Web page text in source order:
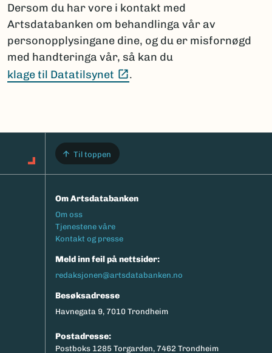
Dersom du har vore i kontakt med
Artsdatabanken om behandlinga vår av
personopplysingane dine, og du er misfornøgd
med handteringa vår, så kan du
klage til Datatilsynet
.
Til toppen
Om Artsdatabanken
Footermeny
Om oss
Tjenestene våre
Kontakt og presse
Meld inn feil på nettsider:
redaksjonen@artsdatabanken.no
Besøksadresse
Havnegata 9, 7010 Trondheim
Postadresse:
Postboks 1285 Torgarden, 7462 Trondheim